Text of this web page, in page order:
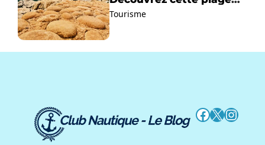
paradisiaque à La Ciotat
!
Tourisme
Facebook
X